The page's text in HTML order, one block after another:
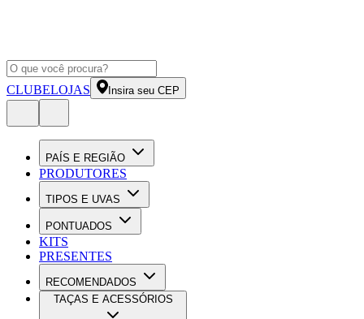
CLUBELOJAS Insira seu CEP
PAÍS E REGIÃO
PRODUTORES
TIPOS E UVAS
PONTUADOS
KITS
PRESENTES
RECOMENDADOS
TAÇAS E ACESSÓRIOS